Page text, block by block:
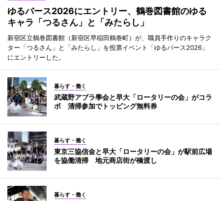
ゆるバース2026にエントリー、鶴巻図書館のゆる
キャラ「つるさん」と「みたらし」
新宿区立鶴巻図書館（新宿区早稲田鶴巻町）が、職員手作りのキャラク
ター「つるさん」と「みたらし」を投票イベント「ゆるバース2026」
にエントリーした。
暮らす・働く
武蔵野アブラ學会と早大「ロータリーの会」がコラ
ボ 清掃参加でトッピング無料券
暮らす・働く
東京三協信金と早大「ロータリーの会」が駅前広場
を協働清掃 地元商店街が橋渡し
暮らす・働く